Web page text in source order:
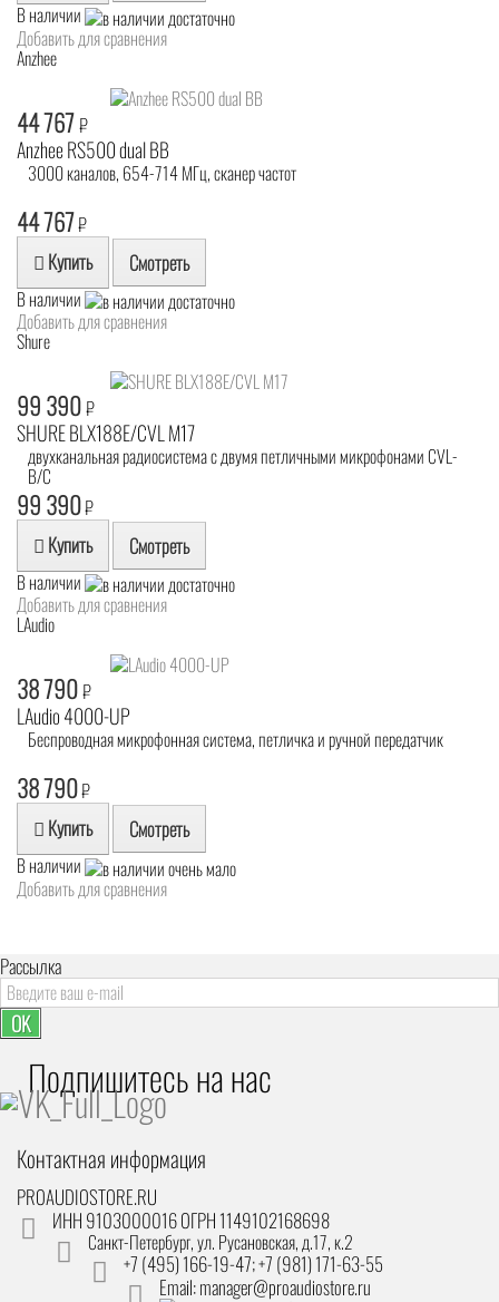
В наличии
Добавить для сравнения
Anzhee
44 767₽
Anzhee RS500 dual BB
3000 каналов, 654-714 МГц, сканер частот
44 767₽
Купить Смотреть
В наличии
Добавить для сравнения
Shure
99 390₽
SHURE BLX188E/CVL M17
двухканальная радиосистема с двумя петличными микрофонами CVL-
B/C
99 390₽
Купить Смотреть
В наличии
Добавить для сравнения
LAudio
38 790₽
LAudio 4000-UP
Беспроводная микрофонная система, петличка и ручной передатчик
38 790₽
Купить Смотреть
В наличии
Добавить для сравнения
Рассылка
OK
Подпишитесь на наc
Контактная информация
PROAUDIOSTORE.RU
ИНН 9103000016 ОГРН 1149102168698
Санкт-Петербург,ул. Русановская, д.17, к.2
+7 (495) 166-19-47; +7 (981) 171-63-55
Email: manager@proaudiostore.ru